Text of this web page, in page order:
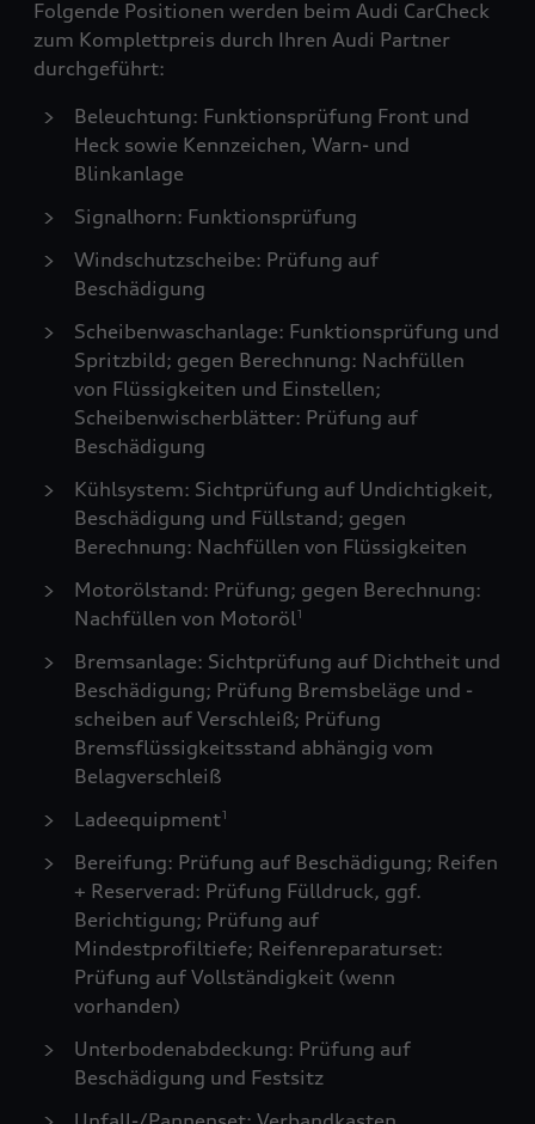
Folgende Positionen werden beim Audi CarCheck
zum Komplettpreis durch Ihren Audi Partner
durchgeführt:
Beleuchtung: Funktionsprüfung Front und
Heck sowie Kennzeichen, Warn- und
Blinkanlage
Signalhorn: Funktionsprüfung
Windschutzscheibe: Prüfung auf
Beschädigung
Scheibenwaschanlage: Funktionsprüfung und
Spritzbild; gegen Berechnung: Nachfüllen
von Flüssigkeiten und Einstellen;
Scheibenwischerblätter: Prüfung auf
Beschädigung
Kühlsystem: Sichtprüfung auf Undichtigkeit,
Beschädigung und Füllstand; gegen
Berechnung: Nachfüllen von Flüssigkeiten
Motorölstand: Prüfung; gegen Berechnung:
Nachfüllen von Motoröl1
Bremsanlage: Sichtprüfung auf Dichtheit und
Beschädigung; Prüfung Bremsbeläge und -
scheiben auf Verschleiß; Prüfung
Bremsflüssigkeitsstand abhängig vom
Belagverschleiß
Ladeequipment1
Bereifung: Prüfung auf Beschädigung; Reifen
+ Reserverad: Prüfung Fülldruck, ggf.
Berichtigung; Prüfung auf
Mindestprofiltiefe; Reifenreparaturset:
Prüfung auf Vollständigkeit (wenn
vorhanden)
Unterbodenabdeckung: Prüfung auf
Beschädigung und Festsitz